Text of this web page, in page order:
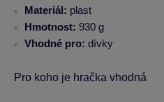
Materiál: plast
Hmotnost: 930 g
Vhodné pro: dívky
Pro koho je hračka vhodná